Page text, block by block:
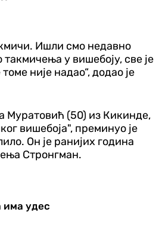
Ишли смо недавно
такмичења у вишебоју, све је
није надао“, додао је
Муратовић (50) из Кикинде,
вишебоја", преминуо је
Он је ранијих година
Стронгман.
удес